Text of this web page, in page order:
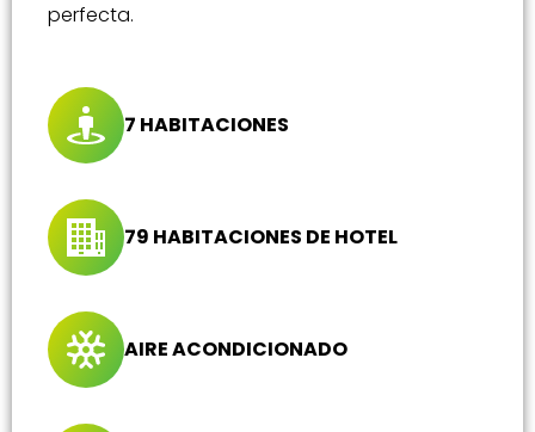
perfecta.
7 HABITACIONES
79 HABITACIONES DE HOTEL
AIRE ACONDICIONADO